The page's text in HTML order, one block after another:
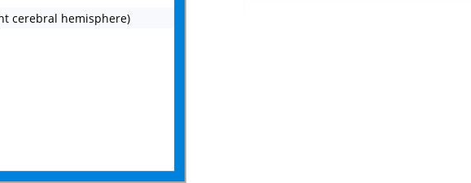
cerebral hemisphere)